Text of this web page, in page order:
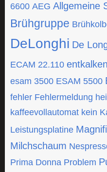
6600 AEG Allgemeine
Brühgruppe
DeLonghi De
ECAM 22.110 entkalken
esam 3500 ESAM 5500
fehler Fehlermeldung
kaffeevollautomat kein
Leistungsplatine
Milchschaum
Prima Donna Problem